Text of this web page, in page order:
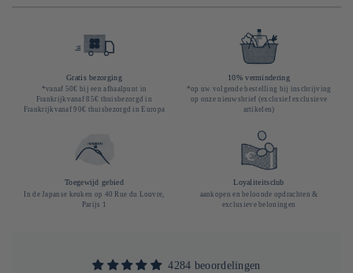
Gratis bezorging
*vanaf 50€ bij een afhaalpunt in
Frankrijkvanaf 85€ thuisbezorgd in
Frankrijkvanaf 90€ thuisbezorgd in Europa
10% vermindering
*op uw volgende bestelling bij inschrijving
op onze nieuwsbrief (exclusief exclusieve
artikelen)
Toegewijd gebied
In de Japanse keuken op 40 Rue du Louvre,
Parijs 1
Loyaliteitsclub
aankopen en beloonde opdrachten &
exclusieve beloningen
4284 beoordelingen